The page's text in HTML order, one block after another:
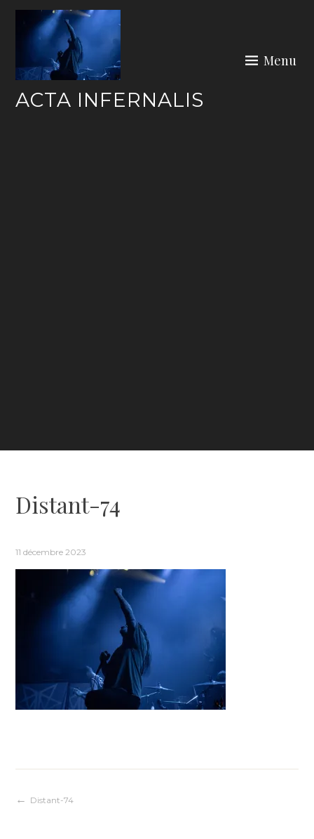
Skip
ACTA INFERNALIS
Menu
Distant-74
11 décembre 2023
Navigation
Distant-74